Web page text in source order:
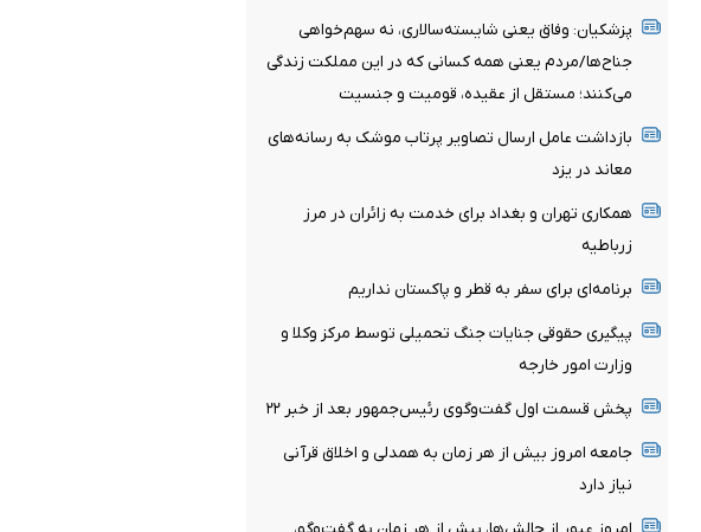
پزشکیان: وفاق یعنی شایسته‌سالاری، نه سهم‌خواهی
جناح‌ها/مردم یعنی همه کسانی که در این مملکت زندگی
می‌کنند؛ مستقل از عقیده، قومیت و جنسیت
بازداشت عامل ارسال تصاویر پرتاب موشک به رسانه‌های
معاند در یزد
همکاری تهران و بغداد برای خدمت به زائران در مرز
زرباطیه
برنامه‌ای برای سفر به قطر و پاکستان نداریم
پیگیری حقوقی جنایات جنگ تحمیلی توسط مرکز وکلا و
وزارت امور خارجه
پخش قسمت اول گفت‌وگوی رئیس‌جمهور بعد از خبر ۲۲
جامعه امروز بیش از هر زمان به همدلی و اخلاق قرآنی
نیاز دارد